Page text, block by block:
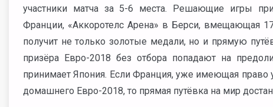
участники матча за 5-6 места. Решающие игры
Франции, «Аккоротелс Арена» в Берси, вмещающая
получит не только золотые медали, но и прямую
призёра Евро-2018 без отбора попадают на
принимает Япония. Если Франция, уже имеющая право
домашнего Евро-2018, то прямая путёвка на мир